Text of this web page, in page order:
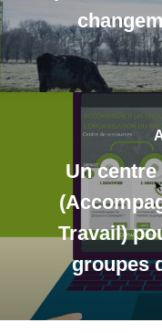
Un
Travail)
groupes